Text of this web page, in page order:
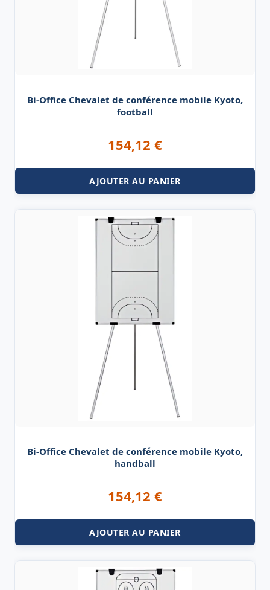
Bi-Office Chevalet de conférence mobile Kyoto,
football
154,12 €
AJOUTER AU PANIER
Bi-Office Chevalet de conférence mobile Kyoto,
handball
154,12 €
AJOUTER AU PANIER